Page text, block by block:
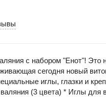
с набором "Енот"! Это
сегодня новый
иглы, глазки и
(3 цвета) * Иглы